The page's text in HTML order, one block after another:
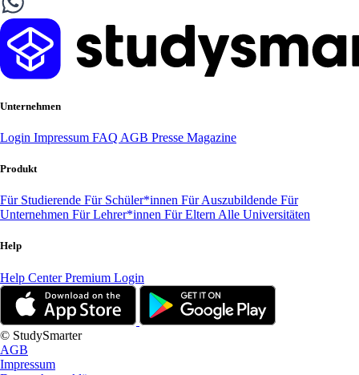
Unternehmen
Login Impressum FAQ AGB Presse Magazine
Produkt
Für Studierende Für Schüler*innen Für Auszubildende Für
Unternehmen Für Lehrer*innen Für Eltern Alle Universitäten
Help
Help CenterPremium Login
© StudySmarter
AGB
Impressum